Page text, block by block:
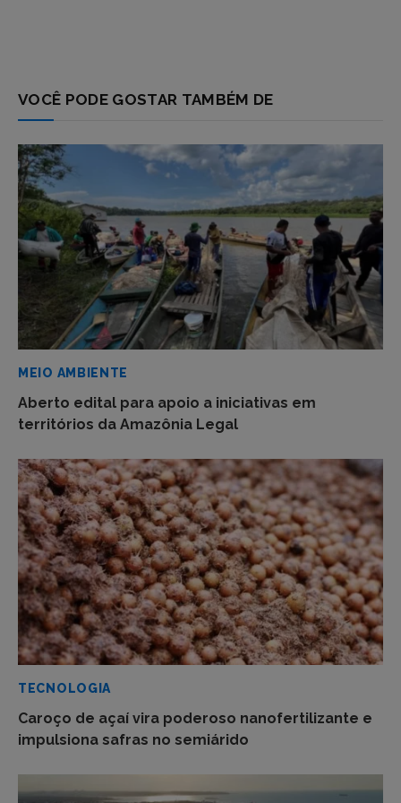
VOCÊ PODE GOSTAR TAMBÉM DE
MEIO AMBIENTE
Aberto edital para apoio a iniciativas em
territórios da Amazônia Legal
TECNOLOGIA
Caroço de açaí vira poderoso nanofertilizante e
impulsiona safras no semiárido